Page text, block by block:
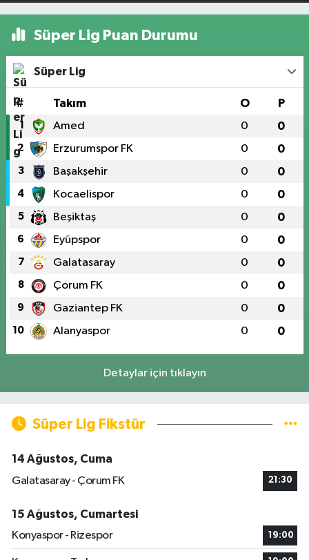
Süper Lig Puan Durumu
Süper Lig
# Takım O P
1 Amed 0 0
2 Erzurumspor FK 0 0
3 Başakşehir 0 0
4 Kocaelispor 0 0
5 Beşiktaş 0 0
6 Eyüpspor 0 0
7 Galatasaray 0 0
8 Çorum FK 0 0
9 Gaziantep FK 0 0
10 Alanyaspor 0 0
Detaylar için tıklayın
Süper Lig Fikstür
14 Ağustos, Cuma
Galatasaray - Çorum FK
21:30
15 Ağustos, Cumartesi
Konyaspor - Rizespor
19:00